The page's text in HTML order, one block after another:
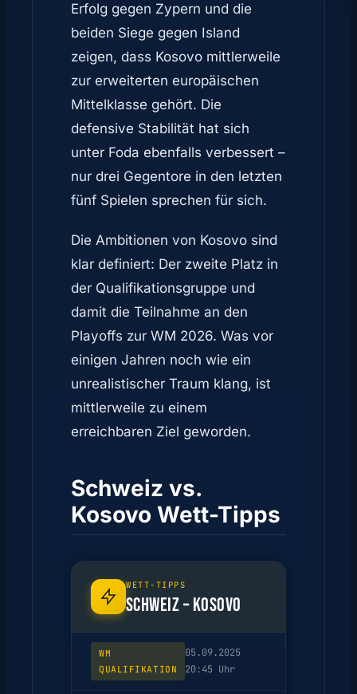
Erfolg gegen Zypern und die
beiden Siege gegen Island
zeigen, dass Kosovo mittlerweile
zur erweiterten europäischen
Mittelklasse gehört. Die
defensive Stabilität hat sich
unter Foda ebenfalls verbessert –
nur drei Gegentore in den letzten
fünf Spielen sprechen für sich.
Die Ambitionen von Kosovo sind
klar definiert: Der zweite Platz in
der Qualifikationsgruppe und
damit die Teilnahme an den
Playoffs zur WM 2026. Was vor
einigen Jahren noch wie ein
unrealistischer Traum klang, ist
mittlerweile zu einem
erreichbaren Ziel geworden.
Schweiz vs.
Kosovo Wett-Tipps
WETT-TIPPS
SCHWEIZ – KOSOVO
WM
QUALIFIKATION
05.09.2025
20:45 Uhr